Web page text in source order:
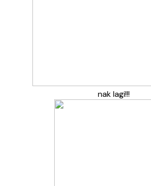
nak lagi!!!